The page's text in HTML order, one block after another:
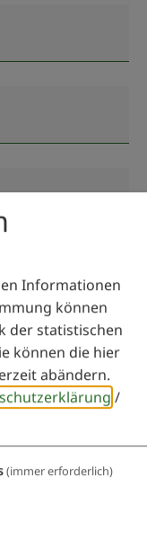
Informationen
können
der statistischen
können die hier
abändern.
/
(immer erforderlich)